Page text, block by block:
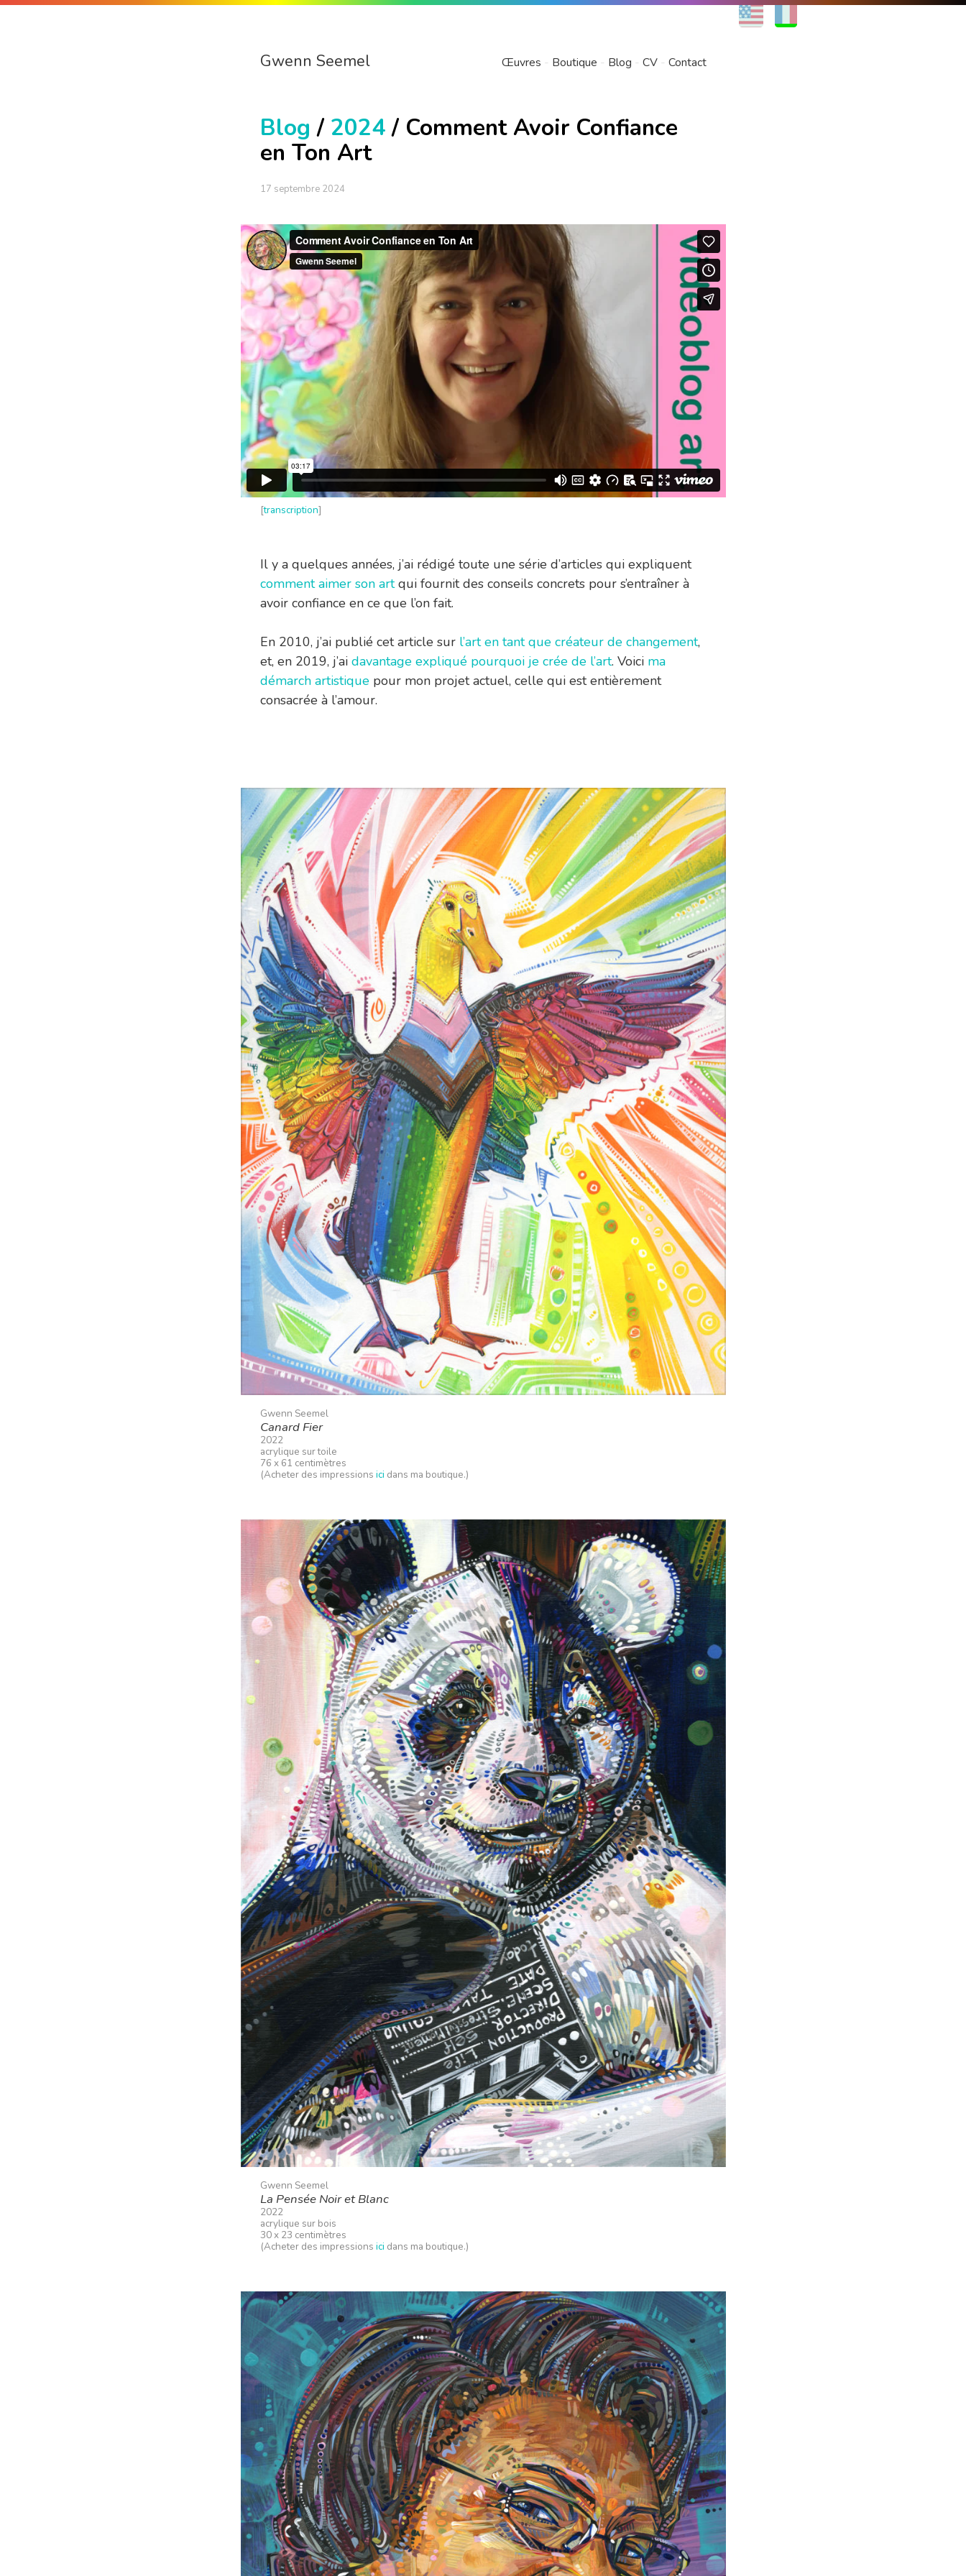
EN
Gwenn Seemel Œuvres Boutique Blog CV Contact
Blog / 2024/ Comment Avoir Confiance
en Ton Art
17 septembre 2024
[transcription]
Il y a quelques années, j’ai rédigé toute une série d’articles qui expliquent
comment aimer son artqui fournit des conseils concrets pour s’entraîner à
avoir confiance en ce que l’on fait.
En 2010, j’ai publié cet article sur l’art en tant que créateur de changement,
et, en 2019, j’ai davantage expliqué pourquoi je crée de l’art. Voici ma
démarch artistiquepour mon projet actuel, celle qui est entièrement
consacrée à l’amour.
Gwenn Seemel
Canard Fier
2022
acrylique sur toile
76 x 61 centimètres
(Acheter des impressions ici dans ma boutique.)
Gwenn Seemel
La Pensée Noir et Blanc
2022
acrylique sur bois
30 x 23 centimètres
(Acheter des impressions ici dans ma boutique.)